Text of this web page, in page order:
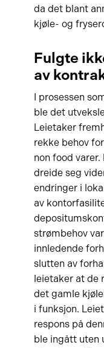
da det blant
kjøle- og
Fulgte
av
I prosessen
ble det
Leietaker
rekke behov
non food
dreide seg
endringer i
av
strømbehov
innledende
slutten av
leietaker at de
det gamle
i funksjon.
respons på
ble ingått uten